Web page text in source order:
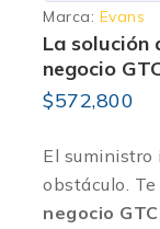
Marca: Evans
La solución
negocio
$572,800
El suministro
obstáculo.
negocio